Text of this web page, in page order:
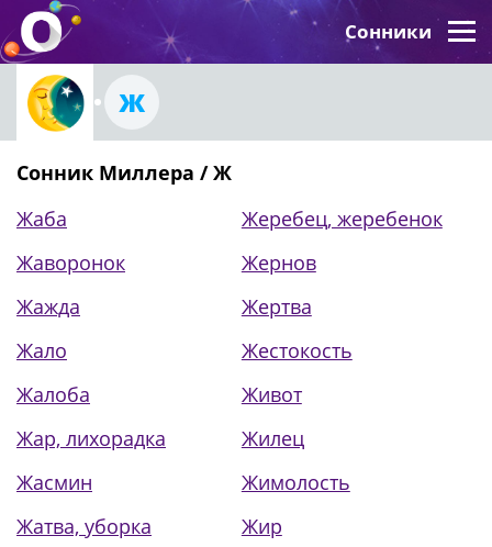
Сонники
Ж
Сонник Миллера / Ж
Жаба
Жаворонок
Жажда
Жало
Жалоба
Жар, лихорадка
Жасмин
Жатва, уборка
Жеребец, жеребенок
Жернов
Жертва
Жестокость
Живот
Жилец
Жимолость
Жир